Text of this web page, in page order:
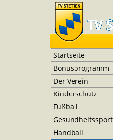
Startseite
Bonusprogramm
Der Verein
Kinderschutz
Fußball
Gesundheitssport
Handball